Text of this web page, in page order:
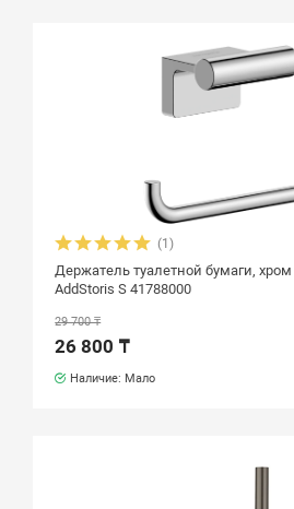
(1)
Держатель туалетной бумаги,
AddStoris S 41788000
29 700 ₸
26 800 ₸
Наличие: Мало